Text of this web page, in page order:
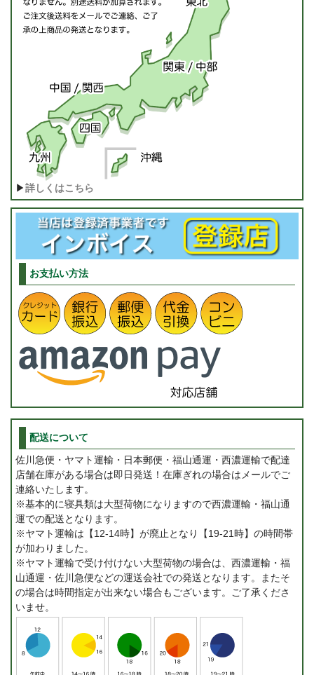
▶詳しくはこちら
お支払い方法
配送について
佐川急便・ヤマト運輸・日本郵便・福山通運・西濃運輸で配達
店舗在庫がある場合は即日発送！在庫ぎれの場合はメールでご
連絡いたします。
※基本的に寝具類は大型荷物になりますので西濃運輸・福山通
運での配送となります。
※ヤマト運輸は【12-14時】が廃止となり【19-21時】の時間帯
が加わりました。
※ヤマト運輸で受け付けない大型荷物の場合は、西濃運輸・福
山通運・佐川急便などの運送会社での発送となります。またそ
の場合は時間指定が出来ない場合もございます。ご了承くださ
いませ。